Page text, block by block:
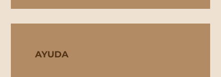
AYUDA